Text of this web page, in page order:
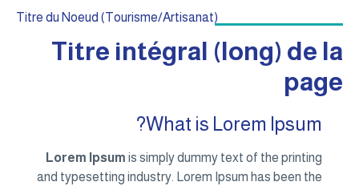
Titre du Noeud (Tourisme/Artisanat)
Titre intégral (long) de la
page
What is Lorem Ipsum?
Lorem Ipsum is simply dummy text of the printing
and typesetting industry. Lorem Ipsum has been the